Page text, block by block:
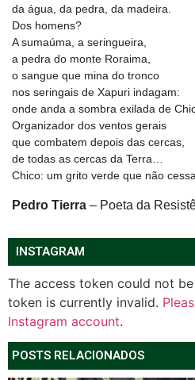
da água, da pedra, da madeira.
Dos homens?
A sumaúma, a seringueira,
a pedra do monte Roraima,
o sangue que mina do tronco
nos seringais de Xapuri indagam:
onde anda a sombra exilada de
Organizador dos ventos gerais
que combatem depois das cercas,
de todas as cercas da Terra…
Chico: um grito verde que não
Pedro Tierra – Poeta da
INSTAGRAM
The access token could not
token is currently invalid.
Instagram account.
POSTS RELACIONADOS